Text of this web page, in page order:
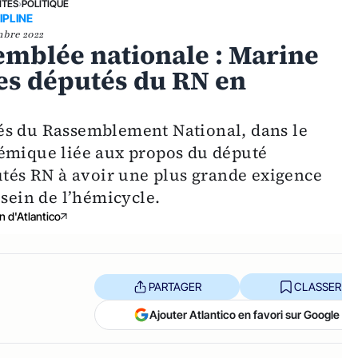
›POLITIQUE
2022
nationale : Marine
députés du RN en
du Rassemblement National, dans le
liée aux propos du député
RN à avoir une plus grande exigence
de l’hémicycle.
d'Atlantico
PARTAGER CLASSER
Ajouter Atlantico en favori sur Google